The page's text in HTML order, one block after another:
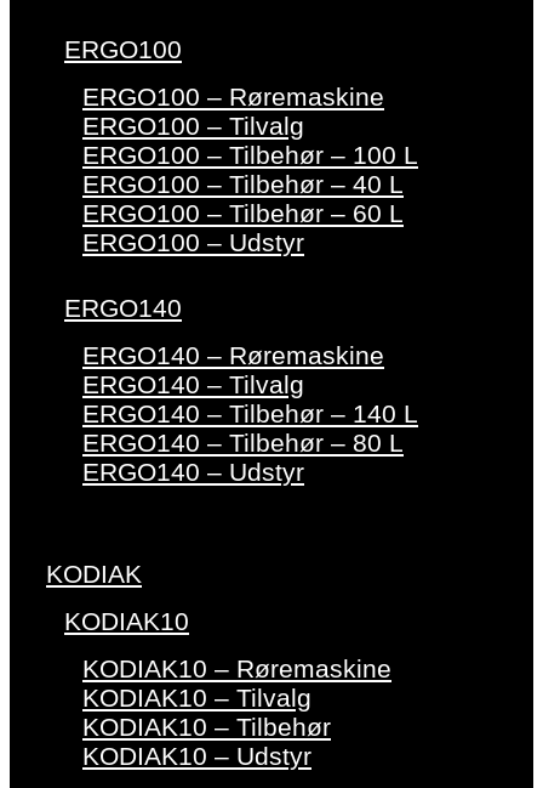
ERGO100
ERGO100 – Røremaskine
ERGO100 – Tilvalg
ERGO100 – Tilbehør – 100 L
ERGO100 – Tilbehør – 40 L
ERGO100 – Tilbehør – 60 L
ERGO100 – Udstyr
ERGO140
ERGO140 – Røremaskine
ERGO140 – Tilvalg
ERGO140 – Tilbehør – 140 L
ERGO140 – Tilbehør – 80 L
ERGO140 – Udstyr
KODIAK
KODIAK10
KODIAK10 – Røremaskine
KODIAK10 – Tilvalg
KODIAK10 – Tilbehør
KODIAK10 – Udstyr